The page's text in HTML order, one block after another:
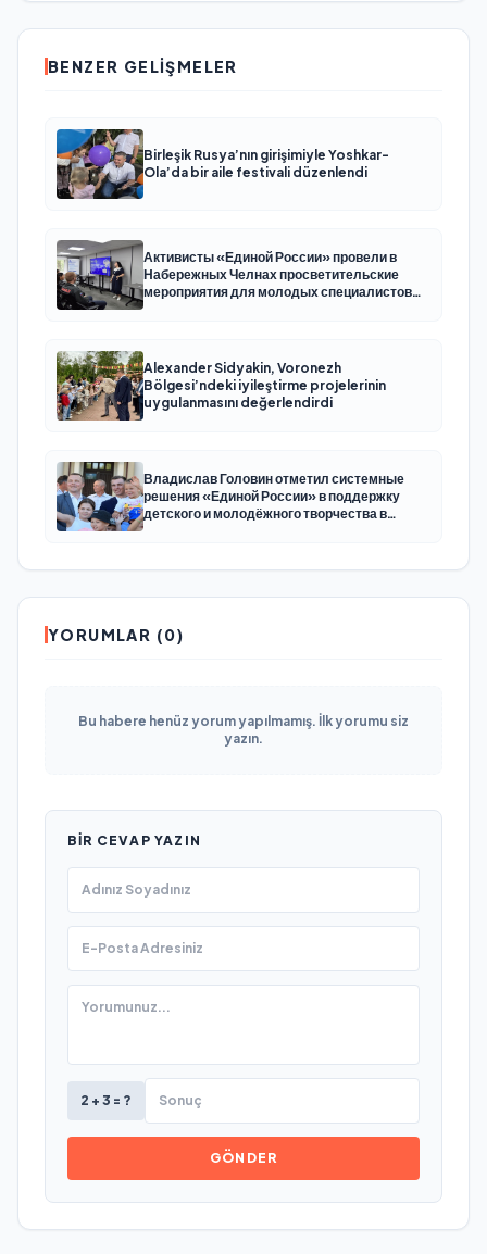
BENZER GELIŞMELER
Birleşik Rusya’nın girişimiyle Yoshkar-
Ola’da bir aile festivali düzenlendi
Активисты «Единой России» провели в
Набережных Челнах просветительские
мероприятия для молодых специалистов
Alexander Sidyakin, Voronezh
Bölgesi’ndeki iyileştirme projelerinin
uygulanmasını değerlendirdi
Владислав Головин отметил системные
решения «Единой России» в поддержку
детского и молодёжного творчества в
YORUMLAR (0)
Bu habere henüz yorum yapılmamış. İlk yorumu siz
yazın.
BIR CEVAP YAZIN
2 + 3 = ?
GÖNDER